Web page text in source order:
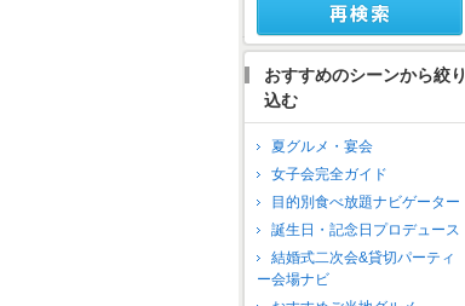
おすすめのシーンから絞り
込む
夏グルメ・宴会
女子会完全ガイド
目的別食べ放題ナビゲーター
誕生日・記念日プロデュース
結婚式二次会&貸切パーティ
ー会場ナビ